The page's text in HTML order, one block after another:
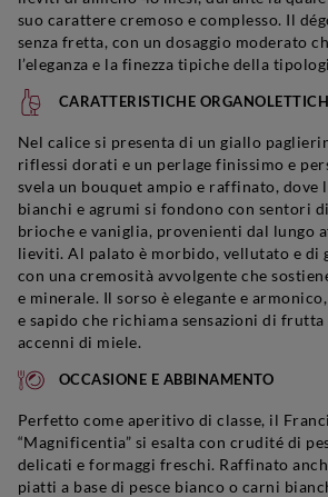
suo carattere cremoso e complesso. Il
senza fretta, con un dosaggio moderato
l’eleganza e la finezza tipiche della
CARATTERISTICHE
Nel calice si presenta di un giallo
riflessi dorati e un perlage finissimo e
svela un bouquet ampio e raffinato, dove
bianchi e agrumi si fondono con sentori
brioche e vaniglia, provenienti dal lungo
lieviti. Al palato è morbido, vellutato e di
con una cremosità avvolgente che
e minerale. Il sorso è elegante e
e sapido che richiama sensazioni di frutta
accenni di miele.
OCCASIONE E ABBINAMENTO
Perfetto come aperitivo di classe, il
“Magnificentia” si esalta con crudité di
delicati e formaggi freschi. Raffinato
piatti a base di pesce bianco o carni